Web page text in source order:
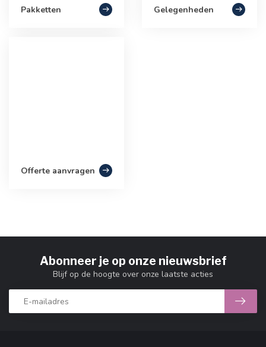
Pakketten Gelegenheden
Offerte aanvragen
Abonneer je op onze nieuwsbrief
Blijf op de hoogte over onze laatste acties